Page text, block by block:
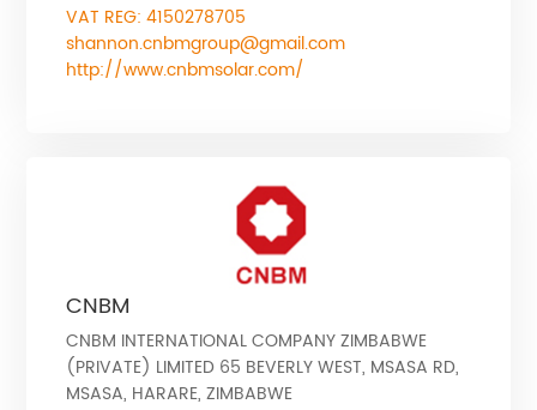
VAT REG: 4150278705
shannon.cnbmgroup@gmail.com
http://www.cnbmsolar.com/
CNBM
CNBM INTERNATIONAL COMPANY ZIMBABWE
(PRIVATE) LIMITED 65 BEVERLY WEST, MSASA RD,
MSASA, HARARE, ZIMBABWE